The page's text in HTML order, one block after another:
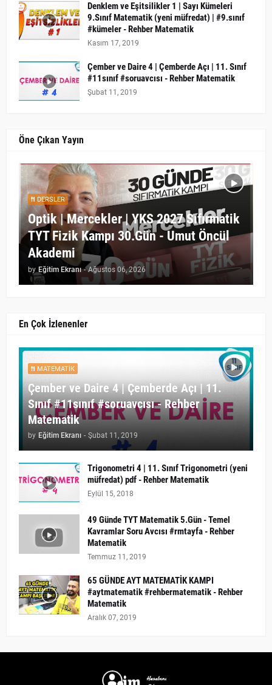
Denklem ve Eşitsilikler 1 | Sayı Kümeleri
9.Sınıf Matematik (yeni müfredat) | #9.sınıf
#kümeler - Rehber Matematik
Kasım 17, 2019
Çember ve Daire 4 | Çemberde Açı | 11. Sınıf
#11sınıf #soruavcısı - Rehber Matematik
Şubat 11, 2019
Öne Çıkan Yayın
DERSLER
Optik | Mercekler | YKS 2027 Sıfırmatik
TYT Fizik Kampı 30.Gün - Umut Öncül
Akademi
by Eğitim Ekranı - Ağustos 06, 2026
En Çok İzlenenler
MATEMATIK
Çember ve Daire 4 | Çemberde Açı | 11.
Sınıf #11sınıf #soruavcısı - Rehber
Matematik
by Eğitim Ekranı - Şubat 11, 2019
Trigonometri 4 | 11. Sınıf Trigonometri (yeni
müfredat) pdf - Rehber Matematik
Eylül 15, 2018
49 Günde TYT Matematik 5.Gün - Temel
Kavramlar Soru Avcısı #rmtayfa - Rehber
Matematik
Temmuz 11, 2019
65 GÜNDE AYT MATEMATİK KAMPI
#aytmatematik #rehbermatematik - Rehber
Matematik
Aralık 07, 2019